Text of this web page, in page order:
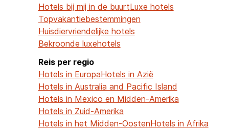
Hotels bij mij in de buurtLuxe hotels
Topvakantiebestemmingen
Huisdiervriendelijke hotels
Bekroonde luxehotels
Reis per regio
Hotels in EuropaHotels in Azië
Hotels in Australia and Pacific Island
Hotels in Mexico en Midden-Amerika
Hotels in Zuid-Amerika
Hotels in het Midden-OostenHotels in Afrika